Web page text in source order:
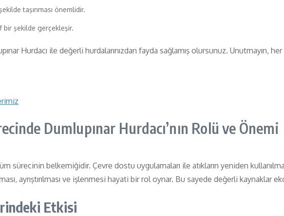
taşınması önemlidir.
bir şekilde gerçekleşir.
Hurdacı ile değerli hurdalarınızdan fayda sağlamış olursunuz. Unutmayın,
Dumlupınar Hurdacı’nın Rolü ve Önemi
sürecinin belkemiğidir. Çevre dostu uygulamaları ile atıkların yeniden
ayrıştırılması ve işlenmesi hayati bir rol oynar. Bu sayede değerli kaynaklar
Etkisi